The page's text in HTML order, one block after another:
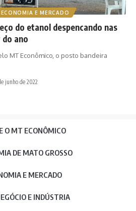
ECONOMIA E MERCADO
do etanol despencando nas
ano
MT Econômico, o posto bandeira
junho de 2022
O MT ECONÔMICO
DE MATO GROSSO
E MERCADO
E INDÚSTRIA